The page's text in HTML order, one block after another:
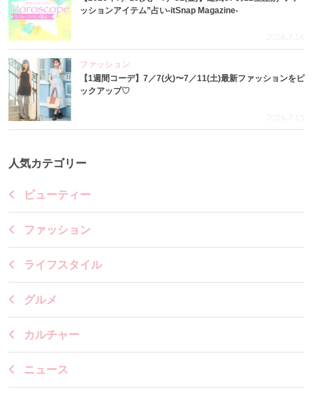
ッションアイテム”占い-itSnap Magazine-
2026.7.16
ファッション
【1週間コーデ】7／7(火)〜7／11(土)最新ファッションをピ
ックアップ♡
2026.7.15
人気カテゴリー
ビューティー
ファッション
ライフスタイル
グルメ
カルチャー
ニュース